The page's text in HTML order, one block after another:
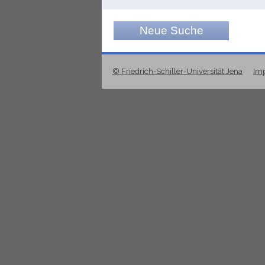
Neue Suche
© Friedrich-Schiller-Universität Jena